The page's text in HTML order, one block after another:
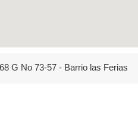
G No 73-57 - Barrio las Ferias